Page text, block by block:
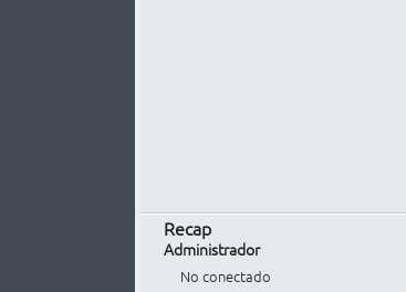
Recap
Administrador
No conectado